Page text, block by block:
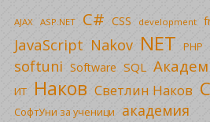
AJAX ASP.NET C# CSS development
JavaScript Nakov NET PHP
softuni Software SQL
ИТ Наков Светлин Наков
СофтУни за ученици академия